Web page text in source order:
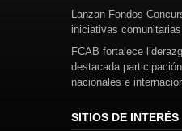
Lanzan Fondos
iniciativas
FCAB fortalece
destacada
nacionales e
SITIOS DE INTERÉS